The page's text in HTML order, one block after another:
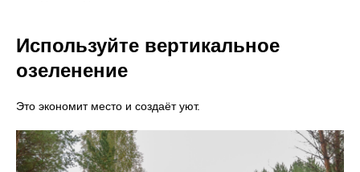
Используйте вертикальное
озеленение
Это экономит место и создаёт уют.
EASYONE
EASY40
Полезное
Согласие на обработку данных
EASY80
EASY110